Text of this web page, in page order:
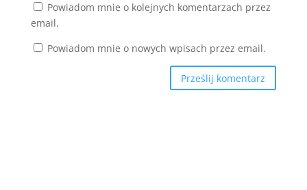
Powiadom mnie o kolejnych komentarzach przez
email.
Powiadom mnie o nowych wpisach przez email.